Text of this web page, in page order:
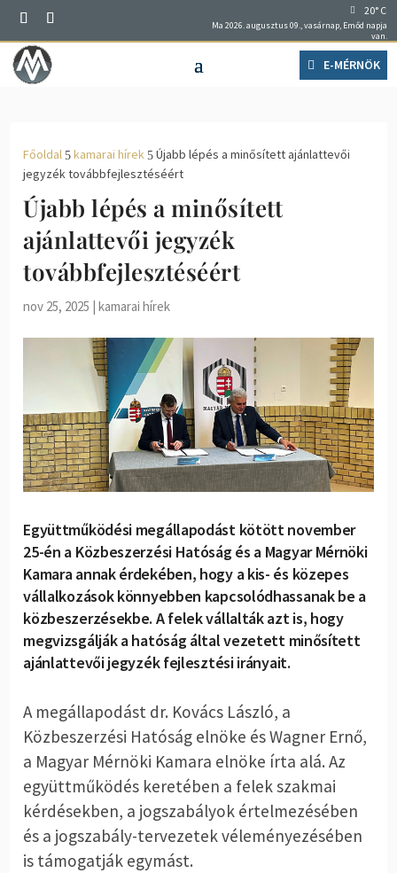
20° C
Ma 2026. augusztus 09., vasárnap, Emőd napja
van.
E-MÉRNÖK
Főoldal 5 kamarai hírek 5 Újabb lépés a minősített ajánlattevői
jegyzék továbbfejlesztéséért
Újabb lépés a minősített
ajánlattevői jegyzék
továbbfejlesztéséért
nov 25, 2025 |kamarai hírek
Együttműködési megállapodást kötött november
25-én a Közbeszerzési Hatóság és a Magyar Mérnöki
Kamara annak érdekében, hogy a kis- és közepes
vállalkozások könnyebben kapcsolódhassanak be a
közbeszerzésekbe. A felek vállalták azt is, hogy
megvizsgálják a hatóság által vezetett minősített
ajánlattevői jegyzék fejlesztési irányait.
A megállapodást dr. Kovács László, a
Közbeszerzési Hatóság elnöke és Wagner Ernő,
a Magyar Mérnöki Kamara elnöke írta alá. Az
együttműködés keretében a felek szakmai
kérdésekben, a jogszabályok értelmezésében
és a jogszabály-tervezetek véleményezésében
is támogatják egymást.